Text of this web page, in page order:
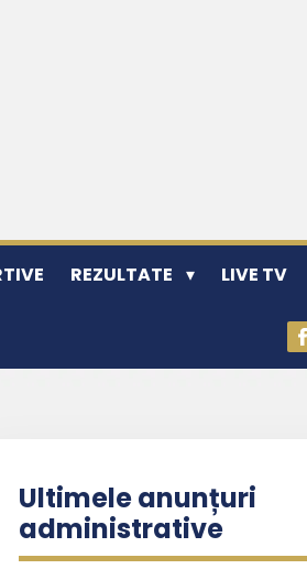
REZULTATE LIVE TV
Ultimele anunțuri
administrative